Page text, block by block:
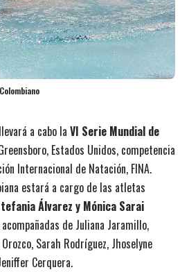
a cabo la VI Serie Mundial de
Estados Unidos, competencia
Internacional de Natación, FINA.
estará a cargo de las atletas
Álvarez y Mónica Sarai
de Juliana Jaramillo,
Sarah Rodríguez, Jhoselyne
Cerquera.